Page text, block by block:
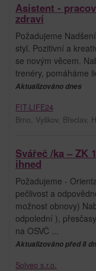
Asistent -
zdraví
Požadujeme
styl. Pozitivní a
se novým věcem.
trenéry, pomáháme
Aktualizováno dnes
FIT-LIFE24
Brno, Vyškov, Břeclav,
Svářeč /ka – ZK
ihned
Požadujeme -
pečlivost a
možnost obnovy)
odpolední ),
na OSVČ ...
Aktualizováno před 8
Solveo s.r.o.